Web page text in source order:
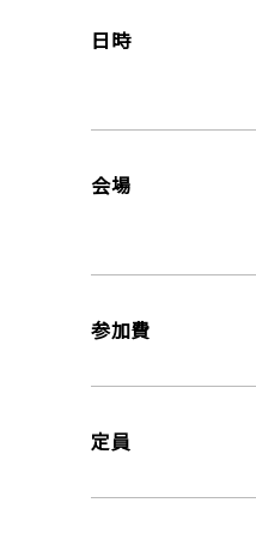
日時
会場
参加費
定員